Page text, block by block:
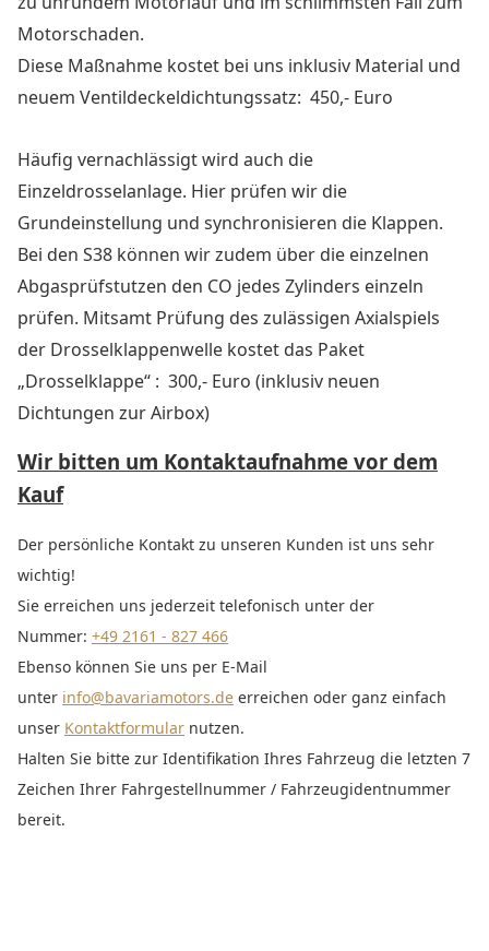
Motorschaden.
Diese Maßnahme kostet bei uns inklusiv Material und
neuem Ventildeckeldichtungssatz: 450,- Euro
Häufig vernachlässigt wird auch die
Einzeldrosselanlage. Hier prüfen wir die
Grundeinstellung und synchronisieren die Klappen.
Bei den S38 können wir zudem über die einzelnen
Abgasprüfstutzen den CO jedes Zylinders einzeln
prüfen. Mitsamt Prüfung des zulässigen Axialspiels
der Drosselklappenwelle kostet das Paket
„Drosselklappe“ : 300,- Euro (inklusiv neuen
Dichtungen zur Airbox)
Wir bitten um Kontaktaufnahme vor dem
Kauf
Der persönliche Kontakt zu unseren Kunden ist uns sehr
wichtig!
Sie erreichen uns jederzeit telefonisch unter der
Nummer: +49 2161 - 827 466
Ebenso können Sie uns per E-Mail
unter info@bavariamotors.de erreichen oder ganz einfach
unser Kontaktformular nutzen.
Halten Sie bitte zur Identifikation Ihres Fahrzeug die letzten 7
Zeichen Ihrer Fahrgestellnummer / Fahrzeugidentnummer
bereit.